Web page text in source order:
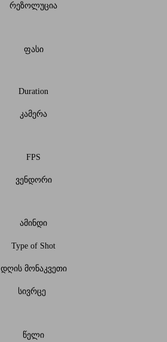
რეზოლუცია
ფასი
Duration
კამერა
FPS
ვენდორი
ამინდი
Type of Shot
დღის მონაკვეთი
სივრცე
წელი